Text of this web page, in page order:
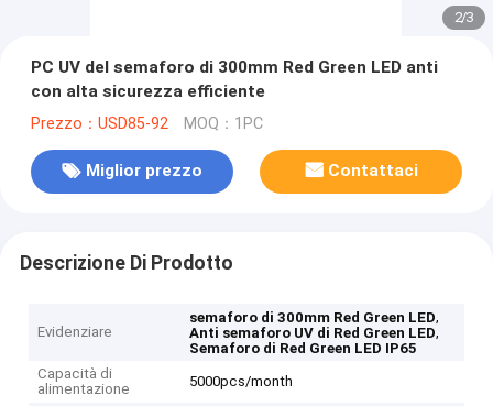
2/3
PC UV del semaforo di 300mm Red Green LED anti
con alta sicurezza efficiente
Prezzo：USD85-92 MOQ：1PC
Miglior prezzo Contattaci
Descrizione Di Prodotto
Evidenziare
semaforo di 300mm Red Green LED,
Anti semaforo UV di Red Green LED,
Semaforo di Red Green LED IP65
Capacità di
alimentazione
5000pcs/month